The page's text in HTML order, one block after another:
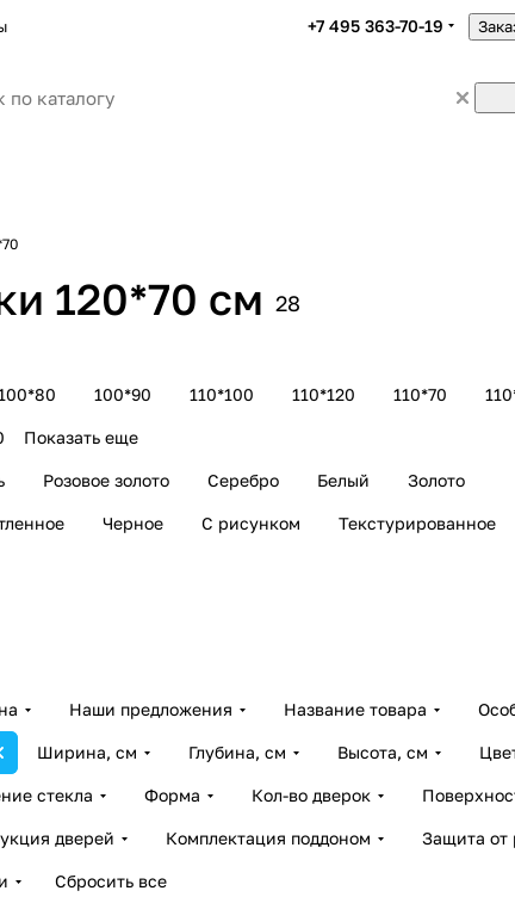
+7 495 363-70-19
120*70 см 28
100*90 110*100 110*120 110*70
Показать еще
Розовое золото Серебро Белый Золото
Черное С рисунком Текстурированное
Наши предложения Название товара
Ширина, см Глубина, см Высота, см
стекла Форма Кол-во дверок
дверей Комплектация поддоном Защита от
Сбросить все